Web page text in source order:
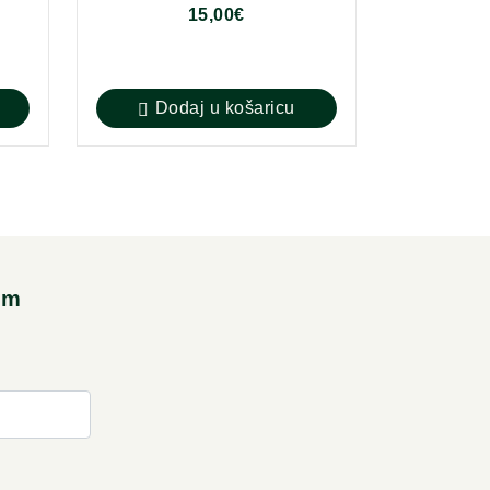
15,00€
Dodaj u košaricu